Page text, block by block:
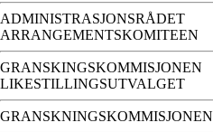
ADMINISTRASJONSRÅDET
ARRANGEMENTSKOMITEEN
GRANSKINGSKOMMISJONEN
LIKESTILLINGSUTVALGET
GRANSKNINGSKOMMISJONEN